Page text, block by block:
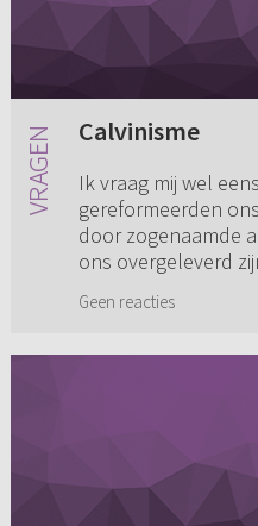
Calvinisme
Ik vraag mij wel
gereformeerden
door zogenaamde
ons overgeleverd
Geen reacties